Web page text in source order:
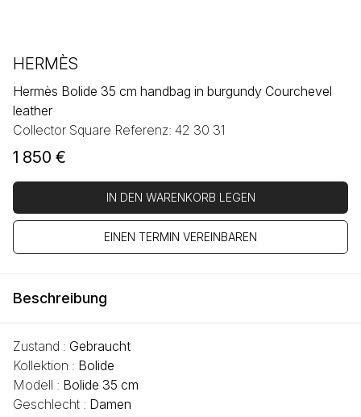
HERMÈS
Hermès Bolide 35 cm handbag in burgundy Courchevel
leather
Collector Square Referenz: 42 30 31
1 850 €
IN DEN WARENKORB LEGEN
EINEN TERMIN VEREINBAREN
Beschreibung
Zustand : Gebraucht
Kollektion : Bolide
Modell : Bolide 35 cm
Geschlecht : Damen